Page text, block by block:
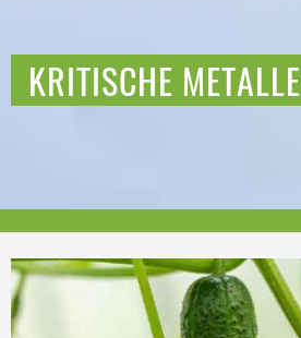
KRITISCHE METALLE